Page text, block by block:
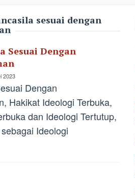
sesuai dengan
Sesuai Dengan
2023
Dengan
Hakikat Ideologi Terbuka,
dan Ideologi Tertutup,
Ideologi